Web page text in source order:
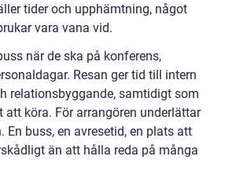
tider och upphämtning, något
vara vana vid.
när de ska på konferens,
Resan ger tid till intern
relationsbyggande, samtidigt som
att köra. För arrangören underlättar
En buss, en avresetid, en plats att
än att hålla reda på många